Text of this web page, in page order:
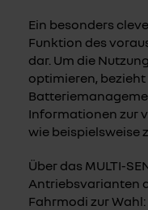
Ein besonders
Funktion des
dar. Um die
optimieren,
Informationen zur
wie beispielsweise
Über das MULTI-
Antriebsvarianten
Fahrmodi zur Wahl: